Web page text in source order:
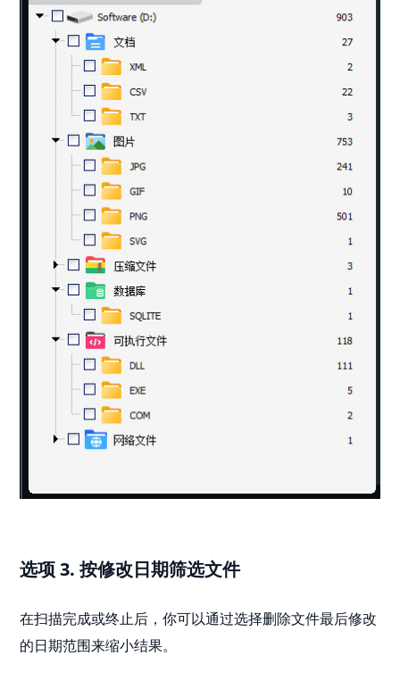
选项 3. 按修改日期筛选文件
在扫描完成或终止后，你可以通过选择删除文件最后修改
的日期范围来缩小结果。